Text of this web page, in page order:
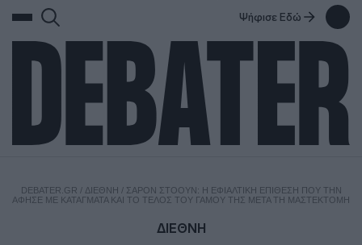
Ψήφισε Εδώ
DEBATER.GR / ΔΙΕΘΝΗ / ΣΆΡΟΝ ΣΤΌΟΥΝ: Η ΕΦΙΑΛΤΙΚΉ ΕΠΊΘΕΣΗ ΠΟΥ ΤΗΝ
ΆΦΗΣΕ ΜΕ ΚΑΤΆΓΜΑΤΑ ΚΑΙ ΤΟ ΤΈΛΟΣ ΤΟΥ ΓΆΜΟΥ ΤΗΣ ΜΕΤΆ ΤΗ ΜΑΣΤΕΚΤΟΜΉ
ΔΙΕΘΝΗ